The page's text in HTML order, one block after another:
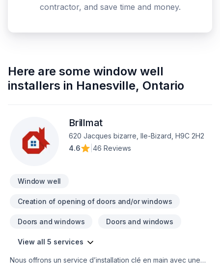
contractor, and save time and money.
Here are some window well
installers in Hanesville, Ontario
Brillmat
620 Jacques bizarre, Ile-Bizard, H9C 2H2
4.6
46 Reviews
Window well
Creation of opening of doors and/or windows
Doors and windows Doors and windows
View all 5 services
Nous offrons un service d’installation clé en main avec une